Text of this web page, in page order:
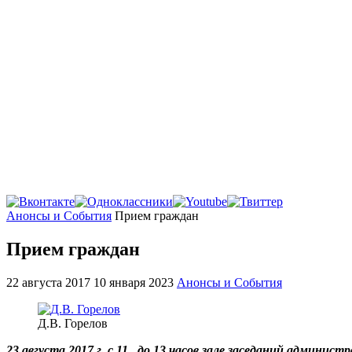
Главная
Анонсы и События Прием граждан
Прием граждан
22 августа 2017 10 января 2023 Анонсы и События
Д.В. Горелов